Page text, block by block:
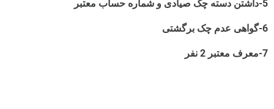
5-داشتن دسته چک صیادی و شماره حساب معتبر
6-گواهی عدم چک برگشتی
7-معرف معتبر 2 نفر